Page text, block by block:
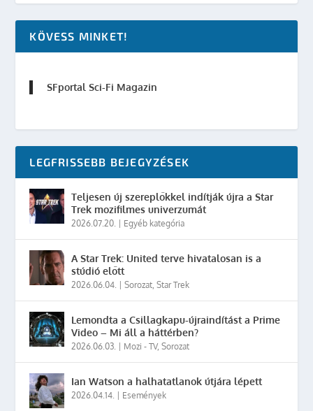
KÖVESS MINKET!
SFportal Sci-Fi Magazin
LEGFRISSEBB BEJEGYZÉSEK
Teljesen új szereplőkkel indítják újra a Star
Trek mozifilmes univerzumát
2026.07.20. Egyéb kategória
A Star Trek: United terve hivatalosan is a
stúdió előtt
2026.06.04. |Sorozat,Star Trek
Lemondta a Csillagkapu-újraindítást a Prime
Video – Mi áll a háttérben?
2026.06.03. Mozi - TV,Sorozat
Ian Watson a halhatatlanok útjára lépett
2026.04.14. Események